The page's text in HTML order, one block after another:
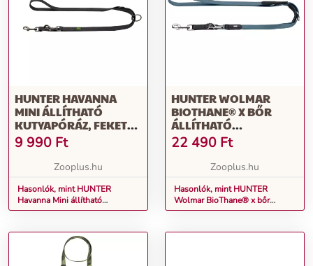
HUNTER HAVANNA
MINI ÁLLÍTHATÓ
KUTYAPÓRÁZ, FEKETE,
H 200CM, SZ 15MM
9 990 Ft
Zooplus.hu
Hasonlók, mint HUNTER
Havanna Mini állítható
kutyapóráz, fekete, H 200cm, Sz
HUNTER WOLMAR
BIOTHANE® X BŐR
ÁLLÍTHATÓ
VEZETŐPÓRÁZ
KUTYÁKNAK,
KÉKESSZÜRKE/FEKETE
22 490 Ft
Zooplus.hu
Hasonlók, mint HUNTER
Wolmar BioThane® x bőr
állítható vezetőpóráz kutyáknak,